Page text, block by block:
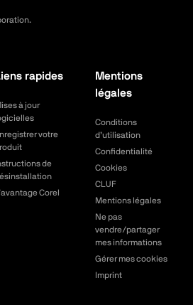
rapides
à jour
votre
de
Corel
Mentions
légales
Conditions
d’utilisation
Confidentialité
Cookies
CLUF
Mentions légales
Ne pas
vendre/partager
mes informations
Gérer mes cookies
Imprint